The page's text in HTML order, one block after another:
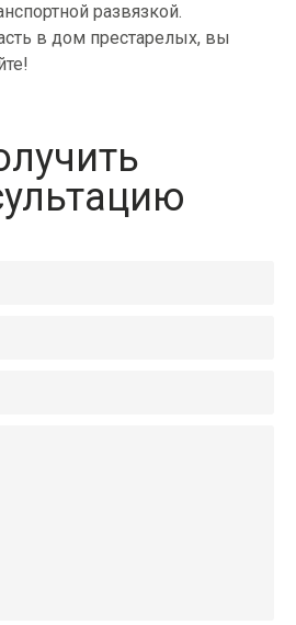
развязкой.
в дом престарелых, вы